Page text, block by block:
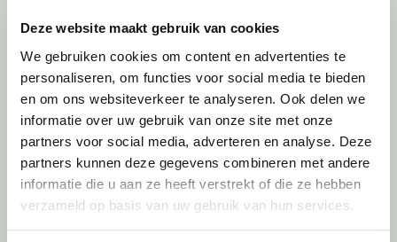
Deze website maakt gebruik van cookies
We gebruiken cookies om content en advertenties te
personaliseren, om functies voor social media te bieden
en om ons websiteverkeer te analyseren. Ook delen we
informatie over uw gebruik van onze site met onze
partners voor social media, adverteren en analyse. Deze
partners kunnen deze gegevens combineren met andere
informatie die u aan ze heeft verstrekt of die ze hebben
verzameld op basis van uw gebruik van hun services.
Duo bureaus
Akoestische oplossingen
Kantoorkasten
Stoelen
Tafels